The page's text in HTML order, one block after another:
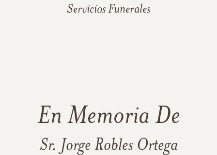
Servicios Funerales
En Memoria De
Sr. Jorge Robles Ortega